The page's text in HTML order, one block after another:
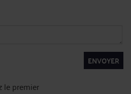
ENVOYER
le premier